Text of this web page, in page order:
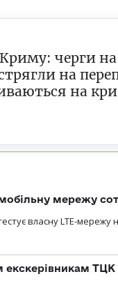
черги
на
на
мережу
власну LTE-мережу
екскерівникам